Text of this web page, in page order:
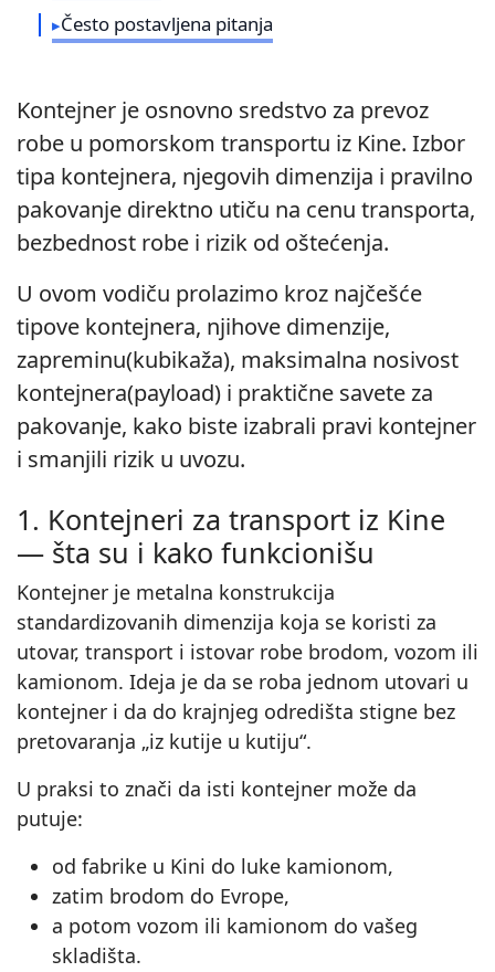
Često postavljena pitanja
Kontejner je osnovno sredstvo za prevoz
robe u pomorskom transportu iz Kine. Izbor
tipa kontejnera, njegovih dimenzija i pravilno
pakovanje direktno utiču na cenu transporta,
bezbednost robe i rizik od oštećenja.
U ovom vodiču prolazimo kroz najčešće
tipove kontejnera, njihove dimenzije,
zapreminu(kubikaža), maksimalna nosivost
kontejnera(payload) i praktične savete za
pakovanje, kako biste izabrali pravi kontejner
i smanjili rizik u uvozu.
1. Kontejneri za transport iz Kine
— šta su i kako funkcionišu
Kontejner je metalna konstrukcija
standardizovanih dimenzija koja se koristi za
utovar, transport i istovar robe brodom, vozom ili
kamionom. Ideja je da se roba jednom utovari u
kontejner i da do krajnjeg odredišta stigne bez
pretovaranja „iz kutije u kutiju“.
U praksi to znači da isti kontejner može da
putuje:
od fabrike u Kini do luke kamionom,
zatim brodom do Evrope,
a potom vozom ili kamionom do vašeg
skladišta.